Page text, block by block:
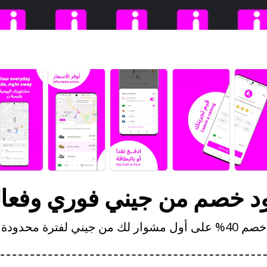
خصم من جيني فوري
خصم 40% على أول مشوار لك من جيني لفترة محدودة